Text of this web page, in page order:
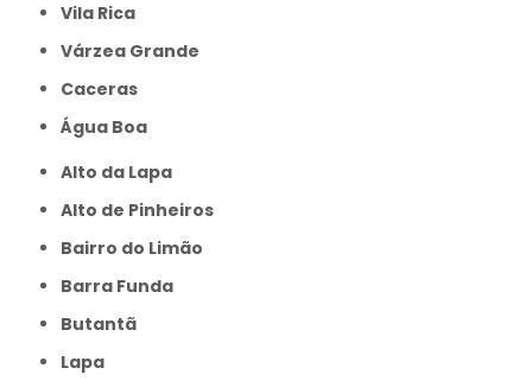
Vila Rica
Várzea Grande
caceras
Água Boa
Alto da Lapa
Alto de Pinheiros
Bairro do Limão
Barra Funda
Butantã
Lapa